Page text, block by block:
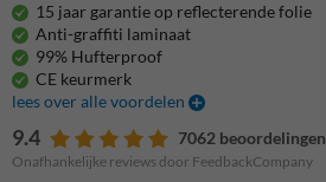
15 jaar garantie op reflecterende folie
Anti-graffiti laminaat
99% Hufterproof
CE keurmerk
lees over alle voordelen
9.4 7062 beoordelingen
Onafhankelijke reviews door FeedbackCompany